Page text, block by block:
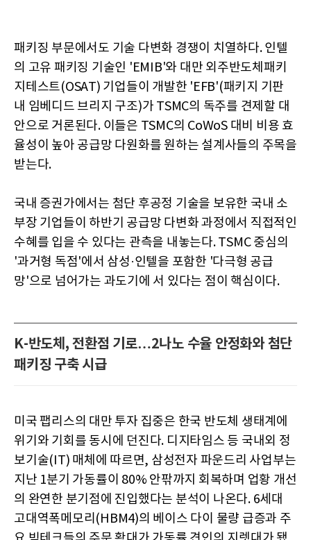
패키징 부문에서도 기술 다변화 경쟁이 치열하다. 인텔
의 고유 패키징 기술인 'EMIB'와 대만 외주반도체패키
지테스트(OSAT) 기업들이 개발한 'EFB'(패키지 기판
내 임베디드 브리지 구조)가 TSMC의 독주를 견제할 대
안으로 거론된다. 이들은 TSMC의 CoWoS 대비 비용 효
율성이 높아 공급망 다원화를 원하는 설계사들의 주목을
받는다.
국내 증권가에서는 첨단 후공정 기술을 보유한 국내 소
부장 기업들이 하반기 공급망 다변화 과정에서 직접적인
수혜를 입을 수 있다는 관측을 내놓는다. TSMC 중심의
'과거형 독점'에서 삼성·인텔을 포함한 '다극형 공급
망'으로 넘어가는 과도기에 서 있다는 점이 핵심이다.
K-반도체, 전환점 기로…2나노 수율 안정화와 첨단
패키징 구축 시급
미국 팹리스의 대만 투자 집중은 한국 반도체 생태계에
위기와 기회를 동시에 던진다. 디지타임스 등 국내외 정
보기술(IT) 매체에 따르면, 삼성전자 파운드리 사업부는
지난 1분기 가동률이 80% 안팎까지 회복하며 업황 개선
의 완연한 분기점에 진입했다는 분석이 나온다. 6세대
고대역폭메모리(HBM4)의 베이스 다이 물량 급증과 주